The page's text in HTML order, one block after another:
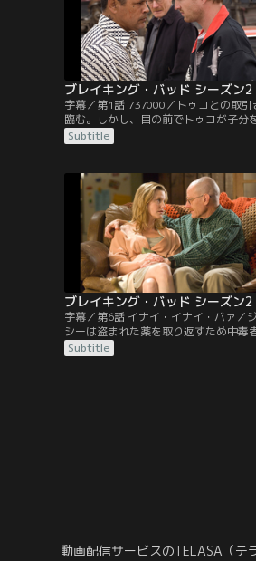
字幕／第1話 737000／トゥコとの取引
臨む。しかし、目の前でトゥコが子分
すのを見たウォルターとジェシーは手に
えない相手と手を結ぼうとしていること
ーは武装した。ハンクは自分の妻マリ
スカイラーの万引きの真犯人であると知
り、マリーの心の病に気が付く。
Subtitle
字幕／第6話 イナイ・イナイ・バァ／
シーは盗まれた薬を取り返すため中毒
ップルの家に乗り込む。ウォルターから
を奪えとまで指示されていたが、らちが
Subtitle
動画配信サービスのTELASA（テ